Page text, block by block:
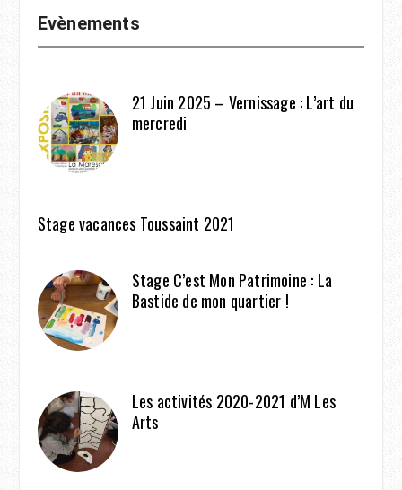
Evènements
21 Juin 2025 – Vernissage : L’art du
mercredi
Stage vacances Toussaint 2021
Stage C’est Mon Patrimoine : La
Bastide de mon quartier !
Les activités 2020-2021 d’M Les
Arts